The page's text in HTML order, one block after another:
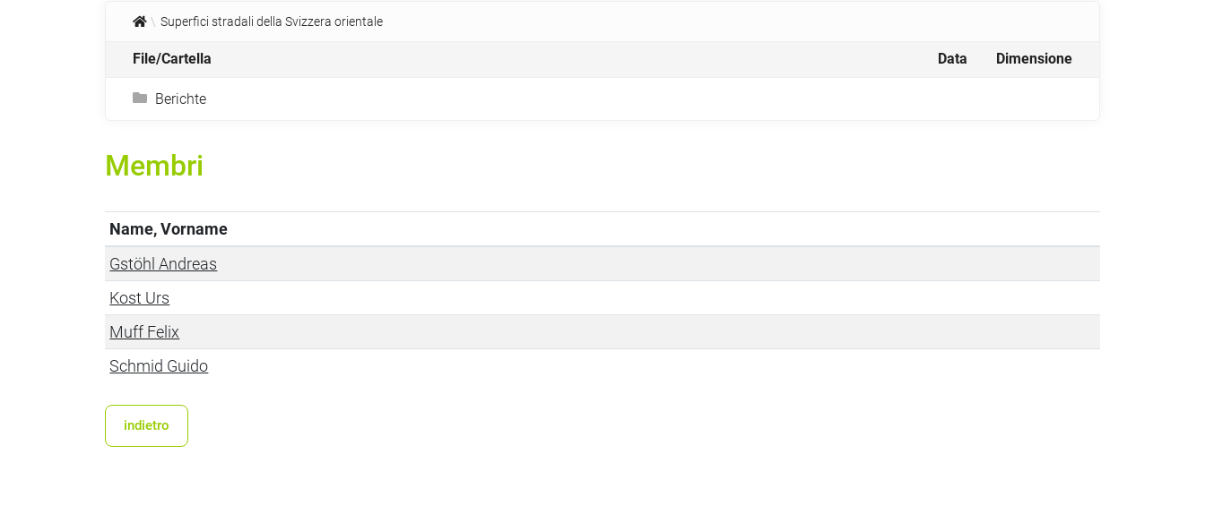
Superfici stradali della Svizzera orientale
File/Cartella Data Dimensione
Berichte
Membri
Name, Vorname
Gstöhl Andreas
Kost Urs
Muff Felix
Schmid Guido
indietro